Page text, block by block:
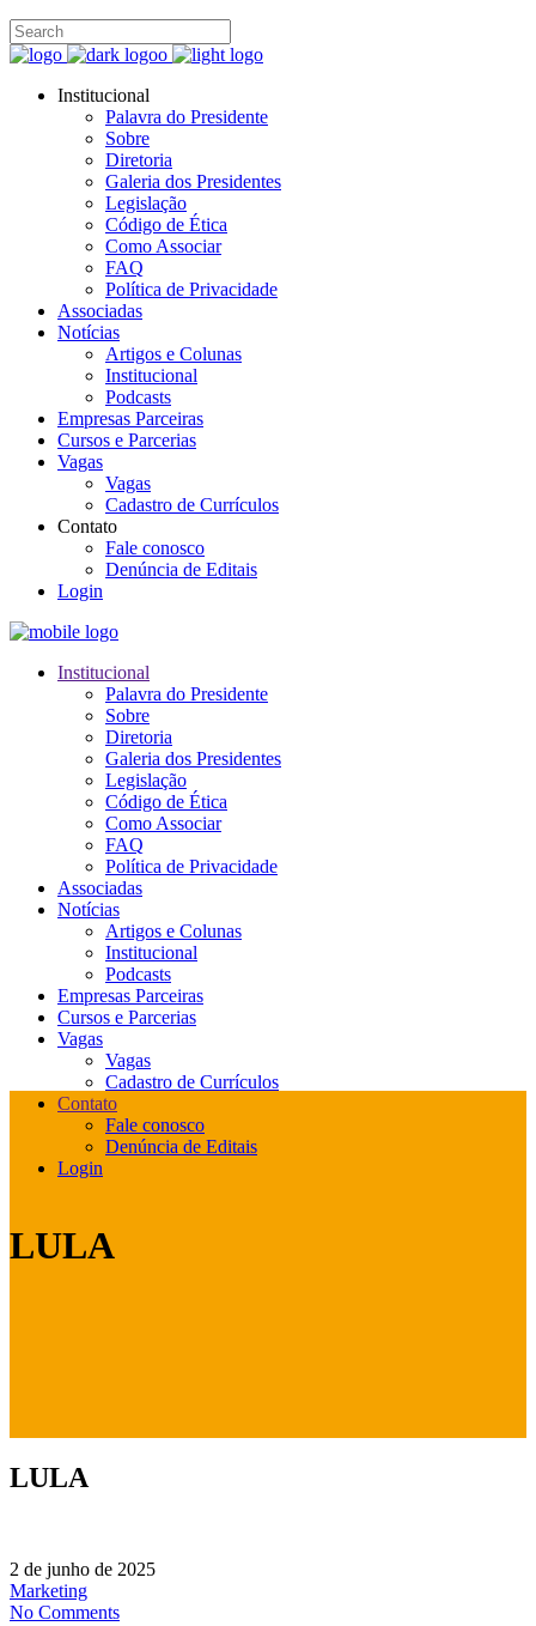
Institucional
Palavra do Presidente
Sobre
Diretoria
Galeria dos Presidentes
Legislação
Código de Ética
Como Associar
FAQ
Política de Privacidade
Associadas
Notícias
Artigos e Colunas
Institucional
Podcasts
Empresas Parceiras
Cursos e Parcerias
Vagas
Vagas
Cadastro de Currículos
Contato
Fale conosco
Denúncia de Editais
Login
Institucional
Palavra do Presidente
Sobre
Diretoria
Galeria dos Presidentes
Legislação
Código de Ética
Como Associar
FAQ
Política de Privacidade
Associadas
Notícias
Artigos e Colunas
Institucional
Podcasts
Empresas Parceiras
Cursos e Parcerias
Vagas
Vagas
Cadastro de Currículos
Contato
Fale conosco
Denúncia de Editais
Login
LULA
LULA
2 de junho de 2025
Marketing
No Comments